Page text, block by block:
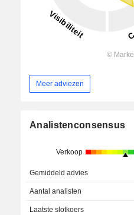
Meer adviezen
Analistenconsensus
Verkoop
Gemiddeld advies
Aantal analisten
Laatste slotkoers